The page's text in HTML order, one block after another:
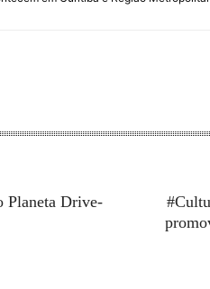
Planeta Drive-